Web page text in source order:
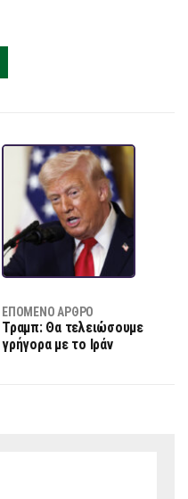
ΕΠΌΜΕΝΟ ΆΡΘΡΟ
Τραμπ: Θα τελειώσουμε
γρήγορα με το Ιράν